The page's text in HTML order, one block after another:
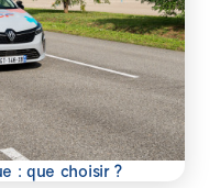
: que choisir ?